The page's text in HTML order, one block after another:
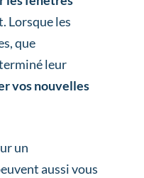
Lorsque les
que
leur
vos nouvelles
un
aussi vous